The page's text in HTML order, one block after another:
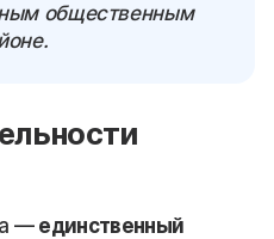
общественным
— единственный